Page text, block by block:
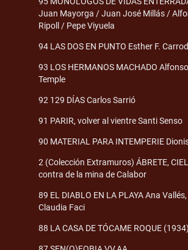
Juan Mayorga / Juan José Millás /
Ripoll / Pepe Viyuela
94 LAS DOS EN PUNTO Esther F.
93 LOS HERMANOS MACHADO
Temple
92 129 DÍAS Carlos Sarrió
91 PARIR, volver al vientre Santi Senso
90 MATERIAL PARA INTEMPERIE
2 (Colección Extramuros) ÁBRETE,
contra de la mina de Calabor
89 EL DIABLO EN LA PLAYA Ana
Claudia Faci
88 LA CASA DE TÓCAME ROQUE